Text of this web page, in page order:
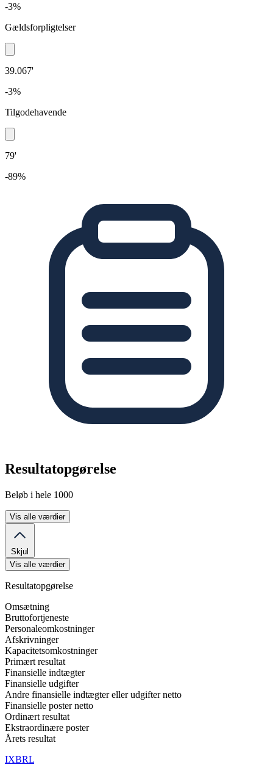
-3%
Gældsforpligtelser
39.067'
-3%
Tilgodehavende
79'
-89%
Resultatopgørelse
Beløb i hele 1000
Vis alle værdier
Skjul
Vis alle værdier
Resultatopgørelse
Omsætning
Bruttofortjeneste
Personaleomkostninger
Afskrivninger
Kapacitetsomkostninger
Primært resultat
Finansielle indtægter
Finansielle udgifter
Andre finansielle indtægter eller udgifter netto
Finansielle poster netto
Ordinært resultat
Ekstraordinære poster
Årets resultat
IXBRL